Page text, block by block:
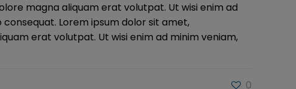
magna aliquam erat volutpat. Ut wisi enim ad
Lorem ipsum dolor sit amet,
erat volutpat. Ut wisi enim ad minim veniam,
0